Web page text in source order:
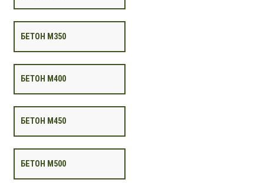
БЕТОН М350
БЕТОН М400
БЕТОН М450
БЕТОН М500